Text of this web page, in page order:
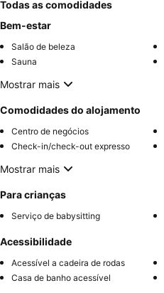
Todas as comodidades
Bem-estar
Salão de beleza
Sauna
Mostrar mais
Comodidades do alojamento
Centro de negócios
Check-in/check-out expresso
Mostrar mais
Para crianças
Serviço de babysitting
Acessibilidade
Acessível a cadeira de rodas
Casa de banho acessível